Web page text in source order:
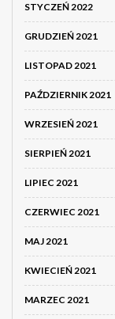
STYCZEŃ 2022
GRUDZIEŃ 2021
LISTOPAD 2021
PAŹDZIERNIK 2021
WRZESIEŃ 2021
SIERPIEŃ 2021
LIPIEC 2021
CZERWIEC 2021
MAJ 2021
KWIECIEŃ 2021
MARZEC 2021